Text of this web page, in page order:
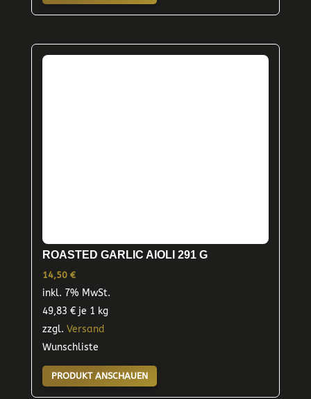
ROASTED GARLIC AIOLI 291 G
14,50 €
inkl. 7% MwSt.
49,83 €je 1 kg
zzgl. Versand
Wunschliste
PRODUKT ANSCHAUEN